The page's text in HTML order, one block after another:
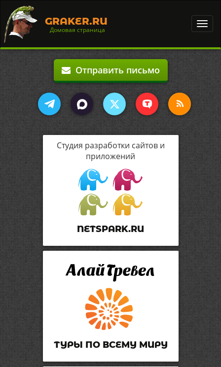
GRAKER.RU
Домовая страница
Отправить письмо
Студия разработки сайтов и
приложений
NETSPARK.RU
ТУРЫ ПО ВСЕМУ МИРУ